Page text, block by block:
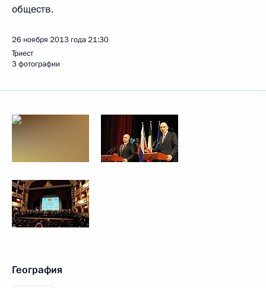
обществ.
26 ноября 2013 года21:30
Триест
3 фотографии
География